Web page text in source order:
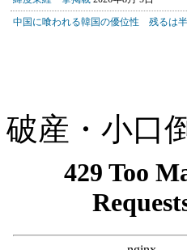
破産・小口